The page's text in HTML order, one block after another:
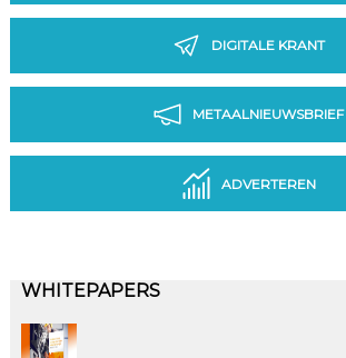
DIGITALE KRANT
METAALNIEUWSBRIEF
ADVERTEREN
WHITEPAPERS